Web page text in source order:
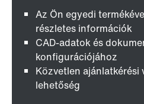
Az Ön egyedi
részletes információk
CAD-adatok és
konfigurációjához
Közvetlen ajánlatkérési
lehetőség